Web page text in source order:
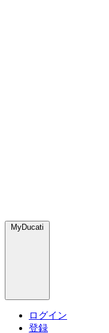
MyDucati
ログイン
登録